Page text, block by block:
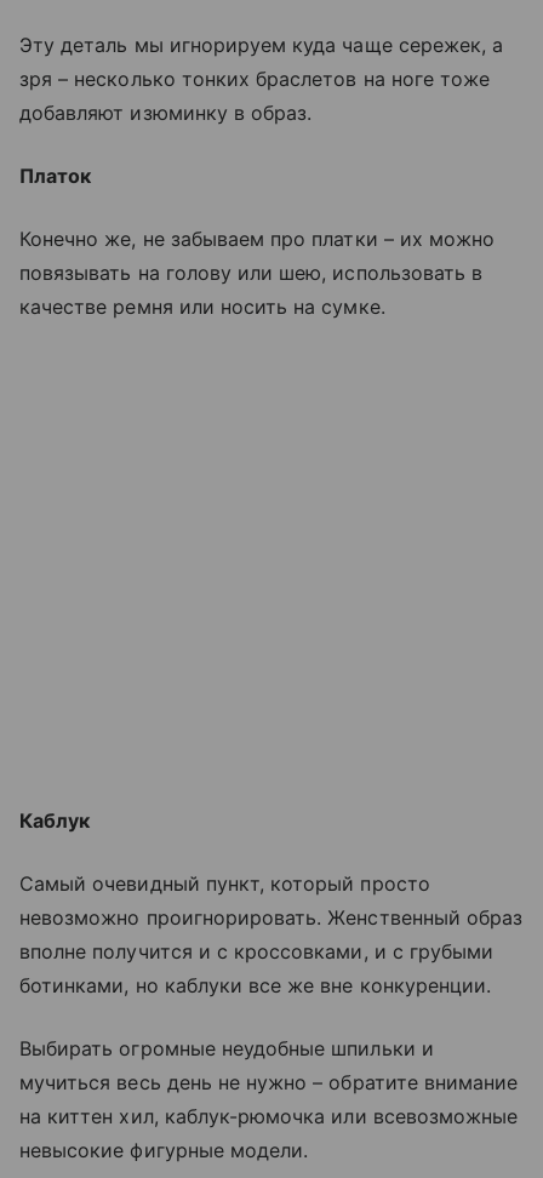
Эту деталь мы игнорируем куда чаще сережек, а
зря – несколько тонких браслетов на ноге тоже
добавляют изюминку в образ.
Платок
Конечно же, не забываем про платки – их можно
повязывать на голову или шею, использовать в
качестве ремня или носить на сумке.
Каблук
Самый очевидный пункт, который просто
невозможно проигнорировать. Женственный образ
вполне получится и с кроссовками, и с грубыми
ботинками, но каблуки все же вне конкуренции.
Выбирать огромные неудобные шпильки и
мучиться весь день не нужно – обратите внимание
на киттен хил, каблук-рюмочка или всевозможные
невысокие фигурные модели.